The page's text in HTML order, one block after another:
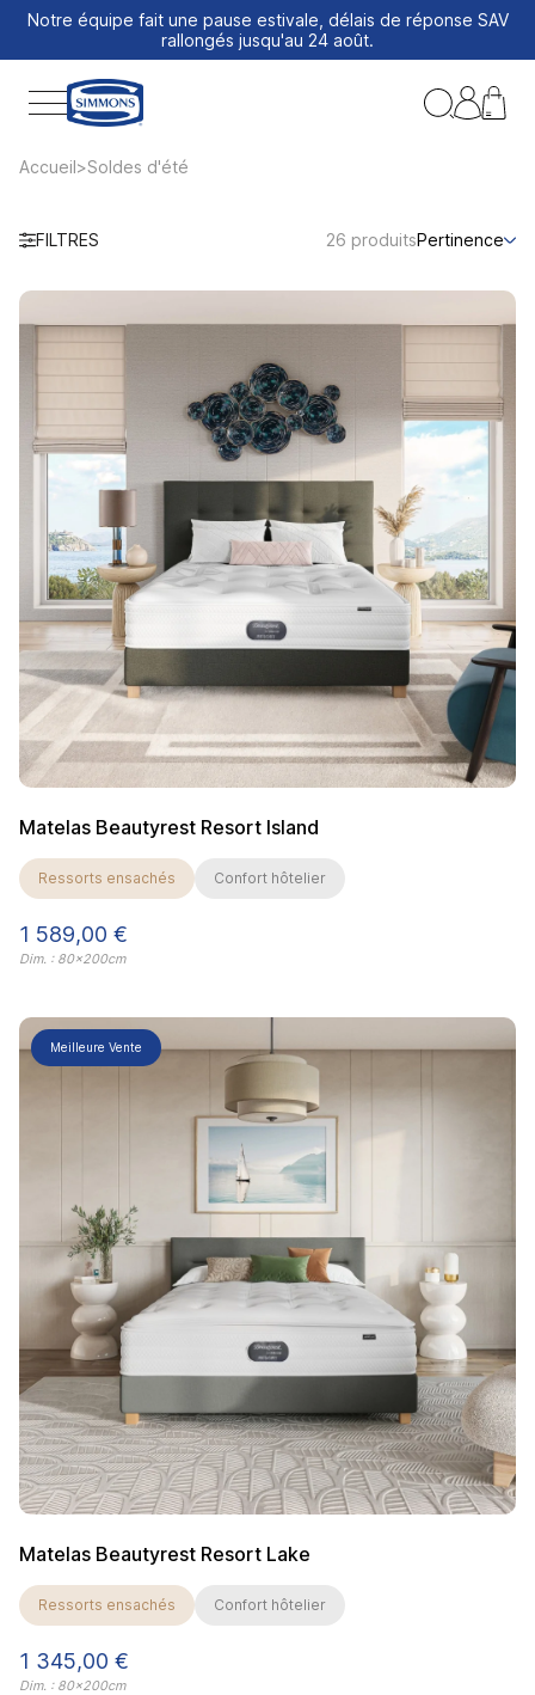
Notre équipe fait une pause estivale, délais de réponse SAV
rallongés jusqu'au 24 août.
Accueil Soldes d'été
FILTRES 26 produitsPertinence
Matelas Beautyrest Resort Island
Ressorts ensachés Confort hôtelier
Prix
1 589,00 €
Dim. : 80x200cm
Meilleure Vente
Matelas Beautyrest Resort Lake
Ressorts ensachés Confort hôtelier
Prix
1 345,00 €
Dim. : 80x200cm